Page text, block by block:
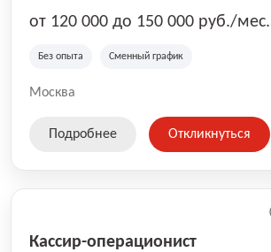
от 120 000 до 150 000 руб./мес.
Без опыта Сменный график
Москва
Подробнее Откликнуться
Кассир-операционист